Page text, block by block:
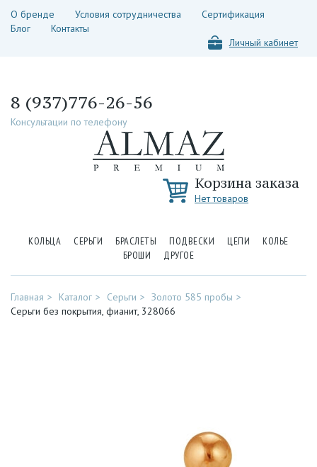
О бренде Условия сотрудничества
Сертификация
Блог
Контакты
Личный кабинет
8 (937)776-26-56
Консультации по телефону
Корзина заказа
Нет товаров
КОЛЬЦА СЕРЬГИ БРАСЛЕТЫ ПОДВЕСКИ ЦЕПИ
КОЛЬЕ
БРОШИ
ДРУГОЕ
Главная Каталог Серьги
Золото 585 пробы
Серьги без покрытия, фианит, 328066